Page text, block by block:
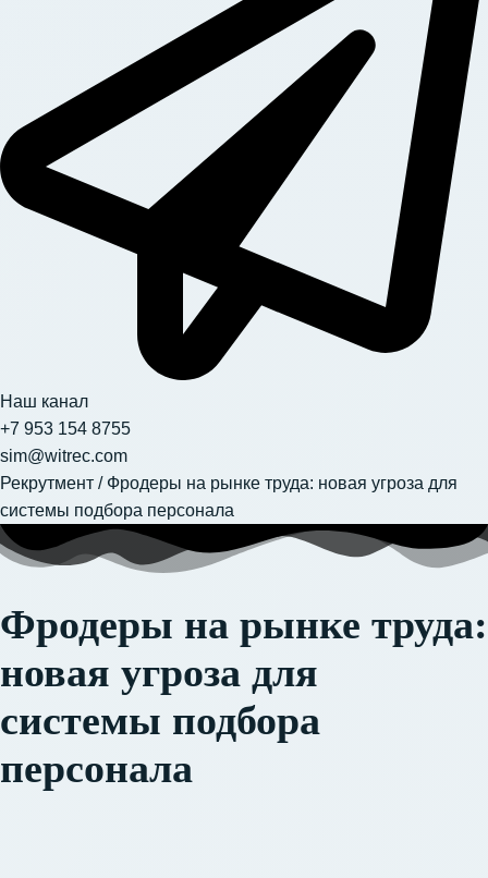
Наш канал
+7 953 154 8755
sim@witrec.com
Рекрутмент / Фродеры на рынке труда: новая угроза для
системы подбора персонала
Фродеры на рынке труда:
новая угроза для
системы подбора
персонала